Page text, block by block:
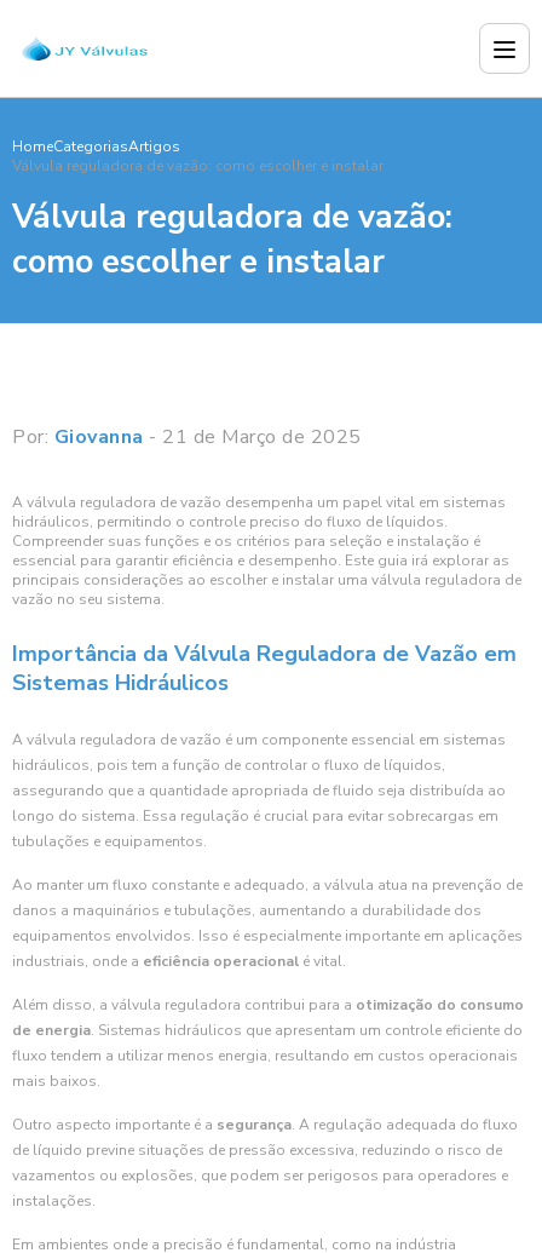
HomeCategoriasArtigos
Válvula reguladora de vazão: como escolher e instalar
Válvula reguladora de vazão:
como escolher e instalar
Por: Giovanna - 21 de Março de 2025
A válvula reguladora de vazão desempenha um papel vital em sistemas
hidráulicos, permitindo o controle preciso do fluxo de líquidos.
Compreender suas funções e os critérios para seleção e instalação é
essencial para garantir eficiência e desempenho. Este guia irá explorar as
principais considerações ao escolher e instalar uma válvula reguladora de
vazão no seu sistema.
Importância da Válvula Reguladora de Vazão em
Sistemas Hidráulicos
A válvula reguladora de vazão é um componente essencial em sistemas
hidráulicos, pois tem a função de controlar o fluxo de líquidos,
assegurando que a quantidade apropriada de fluido seja distribuída ao
longo do sistema. Essa regulação é crucial para evitar sobrecargas em
tubulações e equipamentos.
Ao manter um fluxo constante e adequado, a válvula atua na prevenção de
danos a maquinários e tubulações, aumentando a durabilidade dos
equipamentos envolvidos. Isso é especialmente importante em aplicações
industriais, onde a eficiência operacional é vital.
Além disso, a válvula reguladora contribui para a otimização do consumo
de energia. Sistemas hidráulicos que apresentam um controle eficiente do
fluxo tendem a utilizar menos energia, resultando em custos operacionais
mais baixos.
Outro aspecto importante é a segurança. A regulação adequada do fluxo
de líquido previne situações de pressão excessiva, reduzindo o risco de
vazamentos ou explosões, que podem ser perigosos para operadores e
instalações.
Em ambientes onde a precisão é fundamental, como na indústria